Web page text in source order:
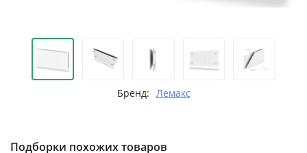
Бренд: Лемакс
Подборки похожих товаров